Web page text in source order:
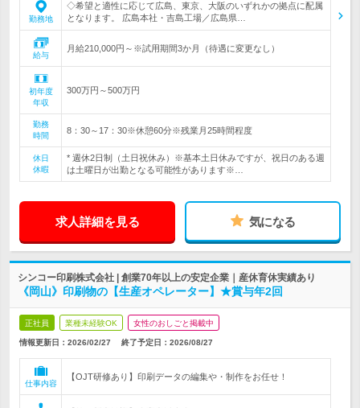
勤務地
◇希望と適性に応じて広島、東京、大阪のいずれかの拠点に配属
となります。 広島本社・吉島工場／広島県…
給与
月給210,000円～※試用期間3か月（待遇に変更なし）
初年度
年収
300万円～500万円
勤務
時間
8：30～17：30※休憩60分※残業月25時間程度
休日
休暇
* 週休2日制（土日祝休み）※基本土日休みですが、祝日のある週
は土曜日が出勤となる可能性があります※…
求人詳細を見る 気になる
シンコー印刷株式会社 | 創業70年以上の安定企業｜産休育休実績あり
《岡山》印刷物の【生産オペレーター】★賞与年2回
正社員 業種未経験OK 女性のおしごと掲載中
情報更新日：2026/02/27 終了予定日： 2026/08/27
仕事内容
【OJT研修あり】印刷データの編集や・制作をお任せ！